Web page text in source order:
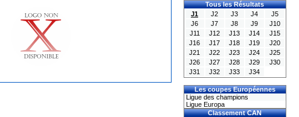
Tous les Résultats
J1
J2 J3 J4
J5
J6
J7 J8 J9
J10
J11
J12 J13 J14
J15
J16
J17 J18 J19
J20
J21
J22 J23 J24
J25
J26
J27 J28 J29
J30
J31
J32 J33 J34
Les coupes Européennes
Ligue des champions
Ligue Europa
Classement CAN